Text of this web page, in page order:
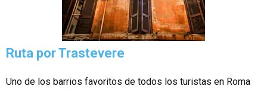
Ruta por Trastevere
Uno de los barrios favoritos de todos los turistas en Roma